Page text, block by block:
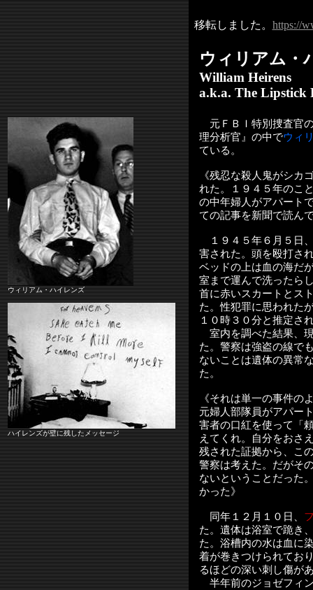
移転しました。 https://
ウィリアム・
William Heirens
a.k.a. The Lipstick
ウィリアム・ハイレンズ
ハイレンズが壁に残したメッセージ
元ＦＢＩ特別捜査官
理分析官』の中でウィ
ている。
《残忍な殺人鬼がシカ
れた。１９４５年のこ
の中年婦人がアパート
ての記事を新聞で読ん
１９４５年６月５日
害された。頭を殴打さ
ベッドの上は血の海だ
室まで運んで洗ったら
首に赤いスカートとス
た。性犯罪に思われた
１０時３０分と推定さ
室内を調べた結果、
た。警察は強盗の線で
ないことは遺体の異常
た。
《それは単一の事件の
元婦人部隊員がアパー
害者の口紅を使って「
えてくれ。自分をおさ
残された証拠から、こ
警察は考えた。だがそ
ないということだった
かった》
同年１２月１０日、
た。遺体は浴室で跪き
た。浴槽内の水は血に
着が巻きつけられてお
るほどの深い刺し傷が
半年前のジョゼフィ